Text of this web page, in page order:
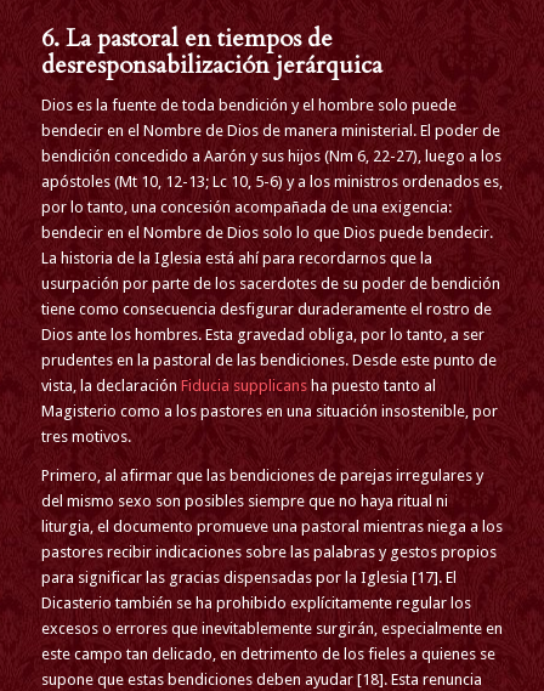
6. La pastoral en tiempos de
desresponsabilización jerárquica
Dios es la fuente de toda bendición y el hombre solo puede
bendecir en el Nombre de Dios de manera ministerial. El poder de
bendición concedido a Aarón y sus hijos (Nm 6, 22-27), luego a los
apóstoles (Mt 10, 12-13; Lc 10, 5-6) y a los ministros ordenados es,
por lo tanto, una concesión acompañada de una exigencia:
bendecir en el Nombre de Dios solo lo que Dios puede bendecir.
La historia de la Iglesia está ahí para recordarnos que la
usurpación por parte de los sacerdotes de su poder de bendición
tiene como consecuencia desfigurar duraderamente el rostro de
Dios ante los hombres. Esta gravedad obliga, por lo tanto, a ser
prudentes en la pastoral de las bendiciones. Desde este punto de
vista, la declaración Fiducia supplicansha puesto tanto al
Magisterio como a los pastores en una situación insostenible, por
tres motivos.
Primero, al afirmar que las bendiciones de parejas irregulares y
del mismo sexo son posibles siempre que no haya ritual ni
liturgia, el documento promueve una pastoral mientras niega a los
pastores recibir indicaciones sobre las palabras y gestos propios
para significar las gracias dispensadas por la Iglesia [17]. El
Dicasterio también se ha prohibido explícitamente regular los
excesos o errores que inevitablemente surgirán, especialmente en
este campo tan delicado, en detrimento de los fieles a quienes se
supone que estas bendiciones deben ayudar [18]. Esta renuncia